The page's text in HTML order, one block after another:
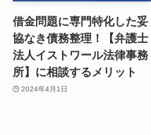
借金問題に専門特化した妥
協なき債務整理！【弁護士
法人イストワール法律事務
所】に相談するメリット
2024年4月1日